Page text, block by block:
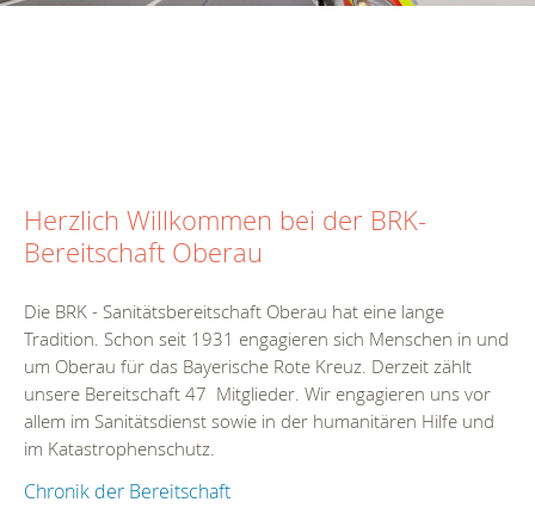
Herzlich Willkommen bei der BRK-
Bereitschaft Oberau
Die BRK - Sanitätsbereitschaft Oberau hat eine lange
Tradition. Schon seit 1931 engagieren sich Menschen in und
um Oberau für das Bayerische Rote Kreuz. Derzeit zählt
unsere Bereitschaft 47 Mitglieder. Wir engagieren uns vor
allem im Sanitätsdienst sowie in der humanitären Hilfe und
im Katastrophenschutz.
Chronik der Bereitschaft